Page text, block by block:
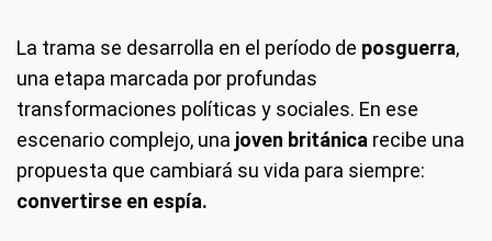
La trama se desarrolla en el período de posguerra,
una etapa marcada por profundas
transformaciones políticas y sociales. En ese
escenario complejo, una joven británica recibe una
propuesta que cambiará su vida para siempre:
convertirse en espía.